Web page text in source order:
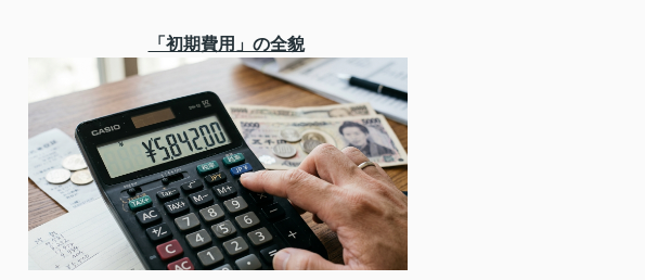
「初期費用」の全貌